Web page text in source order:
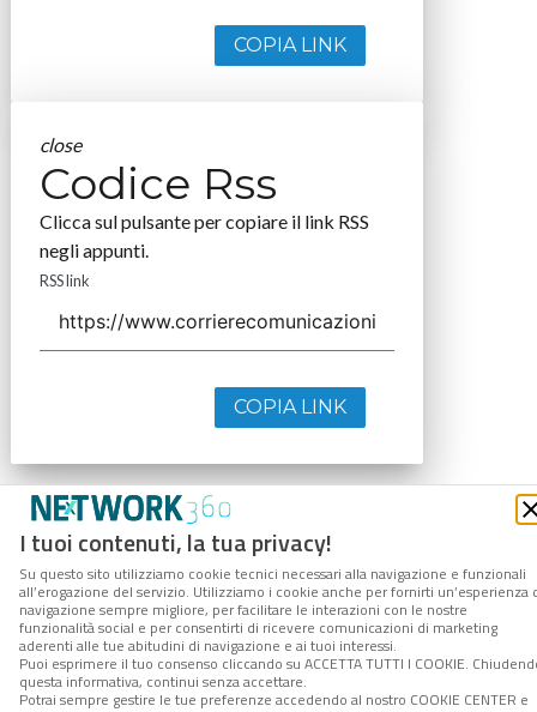
I tuoi contenuti, la tua privacy!
Su questo sito utilizziamo cookie tecnici necessari alla navigazione e funzionali
all’erogazione del servizio. Utilizziamo i cookie anche per fornirti un’esperienza
navigazione sempre migliore, per facilitare le interazioni con le nostre
funzionalità social e per consentirti di ricevere comunicazioni di marketing
aderenti alle tue abitudini di navigazione e ai tuoi interessi.
Puoi esprimere il tuo consenso cliccando su ACCETTA TUTTI I COOKIE.
questa informativa, continui senza accettare.
Potrai sempre gestire le tue preferenze accedendo al nostro COOKIE CENTER e
COPIA LINK
close
Codice Rss
Clicca sul pulsante per copiare il link RSS
negli appunti.
RSS link
COPIA LINK